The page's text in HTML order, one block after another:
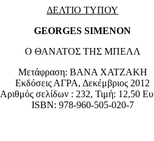
ΔΕΛΤΙΟ ΤΥΠΟΥ
GEORGES SIMENON
Ο ΘΑΝΑΤΟΣ ΤΗΣ ΜΠΕΛΛ
Μετάφραση: ΒΑΝΑ ΧΑΤΖΑΚΗ
Εκδόσεις ΑΓΡΑ, Δεκέμβριος 2012
Αριθμός σελίδων : 232, Τιμή: 12,50
ISBN: 978-960-505-020-7